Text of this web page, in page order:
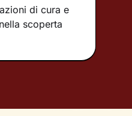
di cura e
scoperta